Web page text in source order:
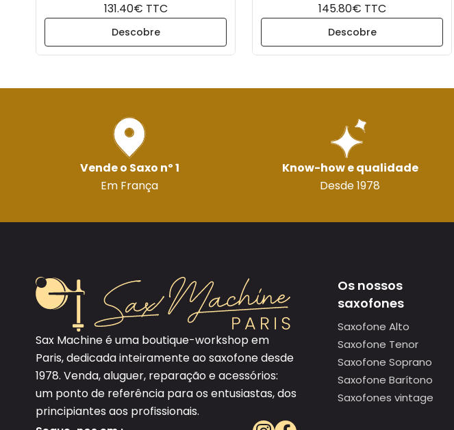
131.40€ TTC
Descobre
145.80€ TTC
Descobre
Vende o Saxo nº 1
Em França
Know-how e qualidade
Desde 1978
Sax Machine é uma boutique-workshop em
Paris, dedicada inteiramente ao saxofone desde
1978. Venda, aluguer, reparação e acessórios:
um ponto de referência para os entusiastas, dos
principiantes aos profissionais.
Os nossos
saxofones
Saxofone Alto
Saxofone Tenor
Saxofone Soprano
Saxofone Barítono
Saxofones vintage